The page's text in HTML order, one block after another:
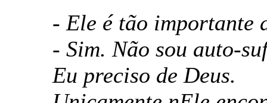
- Ele é tão importante
- Sim. Não sou auto-
Eu preciso de Deus.